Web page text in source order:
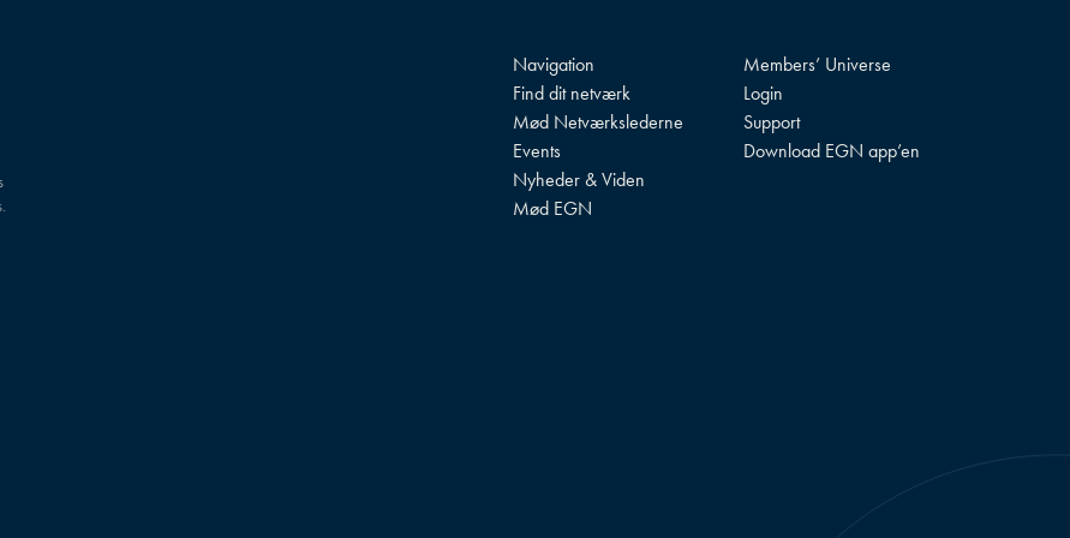
Navigation
Find dit netværk
Mød Netværkslederne
Events
Nyheder & Viden
Mød EGN
Members’ Universe
Login
Support
Download EGN app’en